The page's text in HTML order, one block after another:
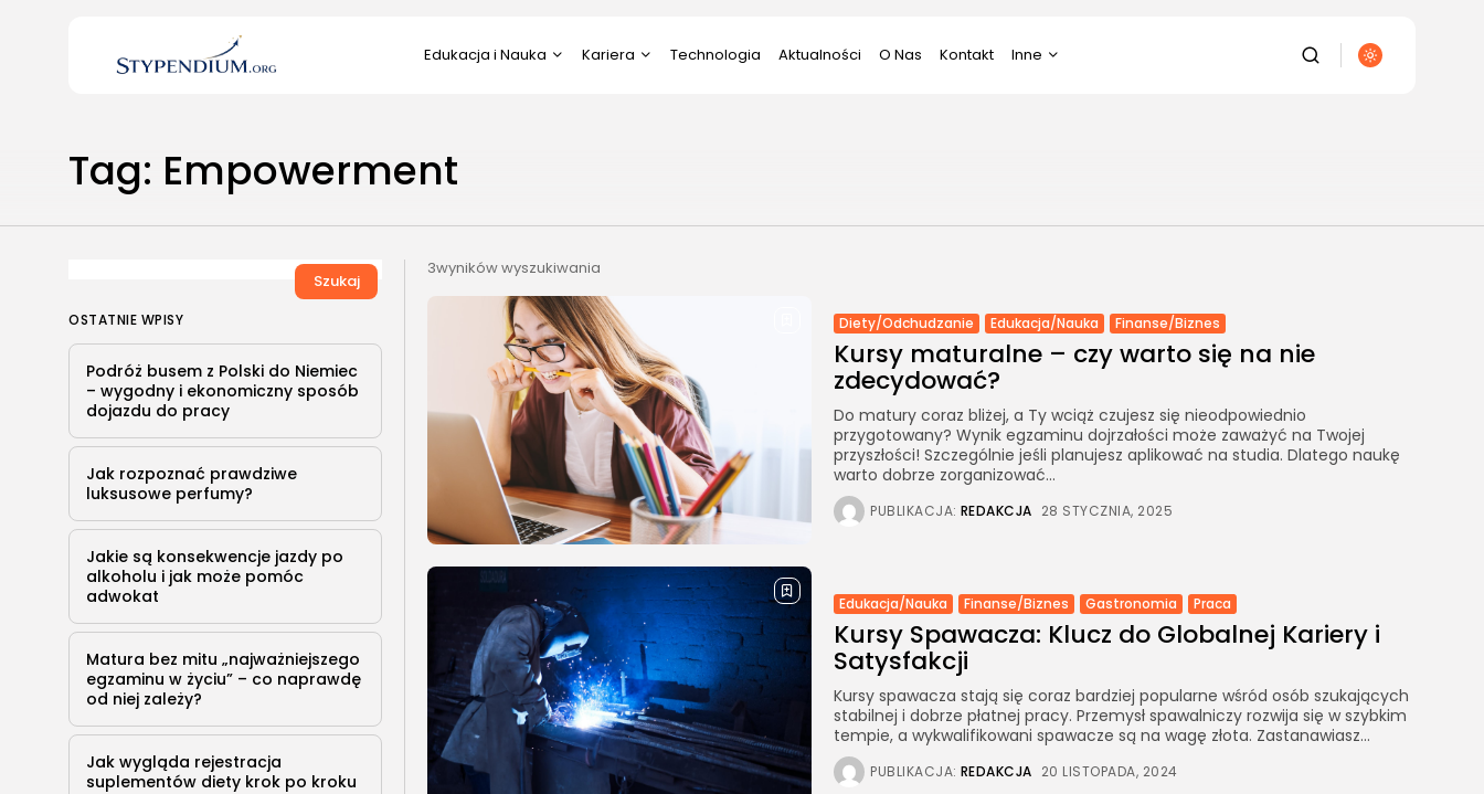
Edukacja i Nauka
Kultura/Sztuka
Kariera Technologia Aktualności O Nas Kontakt Inne
Ekologia
Finanse/Biznes
Fotografia/Wideofilmowanie
Gastronomia
It/Komputery/Gry
Komputerowe
Kulinaria
Marketing
Rodzina/Dziecko/Ciąża
Rozrywka
Ślub/Wesele
Sport/Fitness/Kulturystyka
Transport/Logistyka
Turystyka/Podróże
for:
Tag: Empowerment
3wyników wyszukiwania
Diety/Odchudzanie Edukacja/Nauka Finanse/Biznes
Kursy maturalne – czy warto się na nie
zdecydować?
Do matury coraz bliżej, a Ty wciąż czujesz się nieodpowiednio
przygotowany? Wynik egzaminu dojrzałości może zaważyć na Twojej
przyszłości! Szczególnie jeśli planujesz aplikować na studia. Dlatego naukę
warto dobrze zorganizować...
PUBLIKACJA: REDAKCJA 28 STYCZNIA, 2025
Edukacja/Nauka Finanse/Biznes Gastronomia Praca
Kursy Spawacza: Klucz do Globalnej Kariery i
Satysfakcji
Kursy spawacza stają się coraz bardziej popularne wśród osób szukających
stabilnej i dobrze płatnej pracy. Przemysł spawalniczy rozwija się w szybkim
tempie, a wykwalifikowani spawacze są na wagę złota. Zastanawiasz...
PUBLIKACJA: REDAKCJA 20 LISTOPADA, 2024
Szukaj
OSTATNIE WPISY
Podróż busem z Polski do Niemiec
– wygodny i ekonomiczny sposób
dojazdu do pracy
Jak rozpoznać prawdziwe
luksusowe perfumy?
Jakie są konsekwencje jazdy po
alkoholu i jak może pomóc
adwokat
Matura bez mitu „najważniejszego
egzaminu w życiu” – co naprawdę
od niej zależy?
Jak wygląda rejestracja
suplementów diety krok po kroku